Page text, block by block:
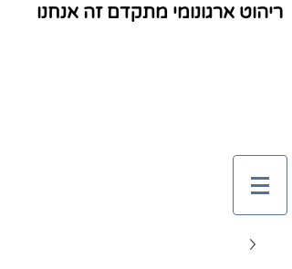
ריהוט ארגונומי מתקדם זה אנחנו